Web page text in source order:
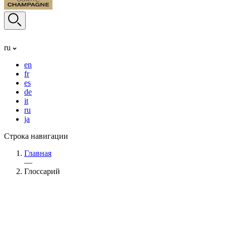
ru
en
fr
es
de
it
ru
ja
Строка навигации
Главная
—
Глоссарий